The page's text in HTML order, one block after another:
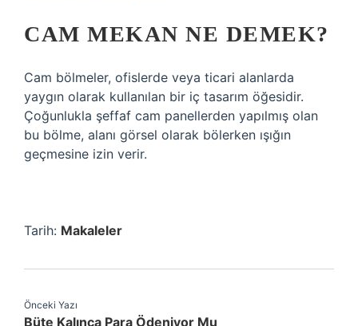
CAM MEKAN NE DEMEK?
Cam bölmeler, ofislerde veya ticari alanlarda
yaygın olarak kullanılan bir iç tasarım öğesidir.
Çoğunlukla şeffaf cam panellerden yapılmış olan
bu bölme, alanı görsel olarak bölerken ışığın
geçmesine izin verir.
Tarih: Makaleler
Önceki Yazı
Büte Kalınca Para Ödeniyor Mu